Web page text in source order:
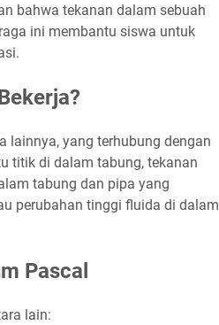
bahwa tekanan dalam sebuah
ini membantu siswa untuk
lainnya, yang terhubung dengan
titik di dalam tabung, tekanan
tabung dan pipa yang
perubahan tinggi fluida di dalam
Pascal
lain: